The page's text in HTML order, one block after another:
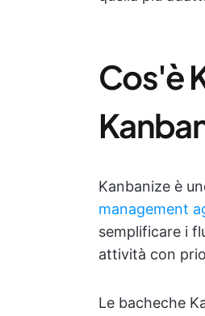
Cos'è
Kanbanize è
management
semplificare i
attività con
Le bacheche